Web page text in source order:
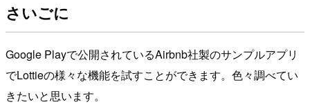
さいごに
Google Playで公開されているAirbnb社製のサンプルアプリ
でLottieの様々な機能を試すことができます。色々調べてい
きたいと思います。